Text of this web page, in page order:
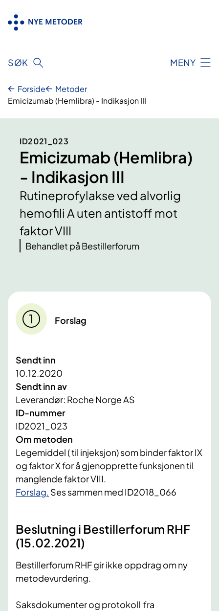
innhold
SØK MENY
Forside
Metoder
Emicizumab (Hemlibra) - Indikasjon III
ID2021_023
Emicizumab (Hemlibra)
- Indikasjon III
Rutineprofylakse ved alvorlig
hemofili A uten antistoff mot
faktor VIII
Behandlet på Bestillerforum
Forslag
Sendt inn
10.12.2020
Sendt inn av
Leverandør: Roche Norge AS
ID-nummer
ID2021_023
Om metoden
Legemiddel ( til injeksjon) som binder faktor IX
og faktor X for å gjenopprette funksjonen til
manglende faktor VIII.
​Forslag. Ses sammen med ID2018_066
Beslutning i Bestillerforum RHF
(15.02.2021)
Bestillerforum RHF gir ikke oppdrag om ny
metodevurdering.
Saksdokumenter og protokoll fra